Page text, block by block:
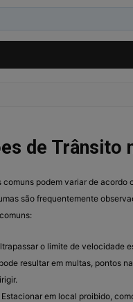
de Trânsito
podem variar de
são frequentemente
o limite de velocidade
resultar em multas, pontos
em local proibido,